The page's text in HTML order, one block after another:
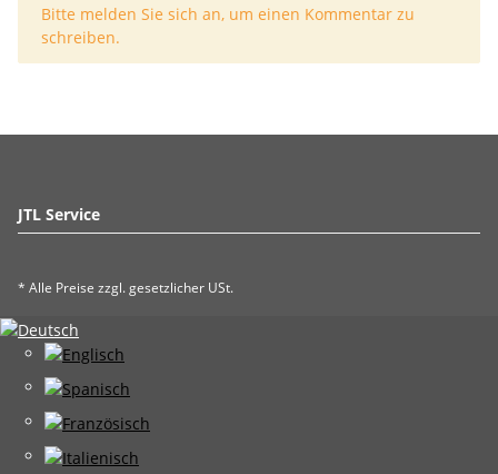
x
Bitte melden Sie sich an, um einen Kommentar zu
schreiben.
JTL Service
* Alle Preise zzgl. gesetzlicher USt.